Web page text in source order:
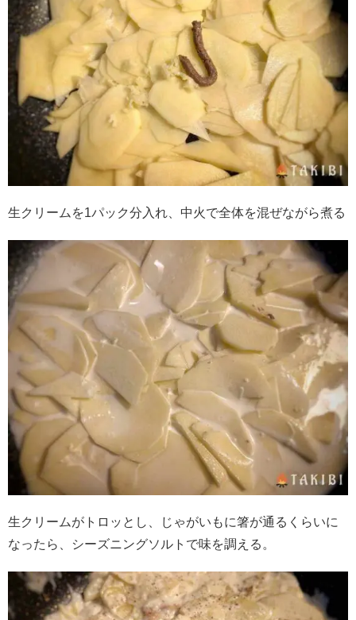
生クリームを1パック分入れ、中火で全体を混ぜながら煮る
生クリームがトロッとし、じゃがいもに箸が通るくらいに
なったら、シーズニングソルトで味を調える。